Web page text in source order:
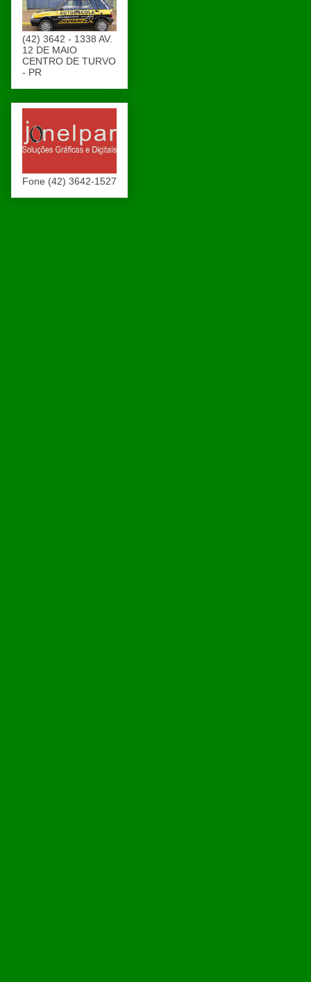
(42) 3642 - 1338 AV.
12 DE MAIO
CENTRO DE TURVO
- PR
Fone (42) 3642-1527